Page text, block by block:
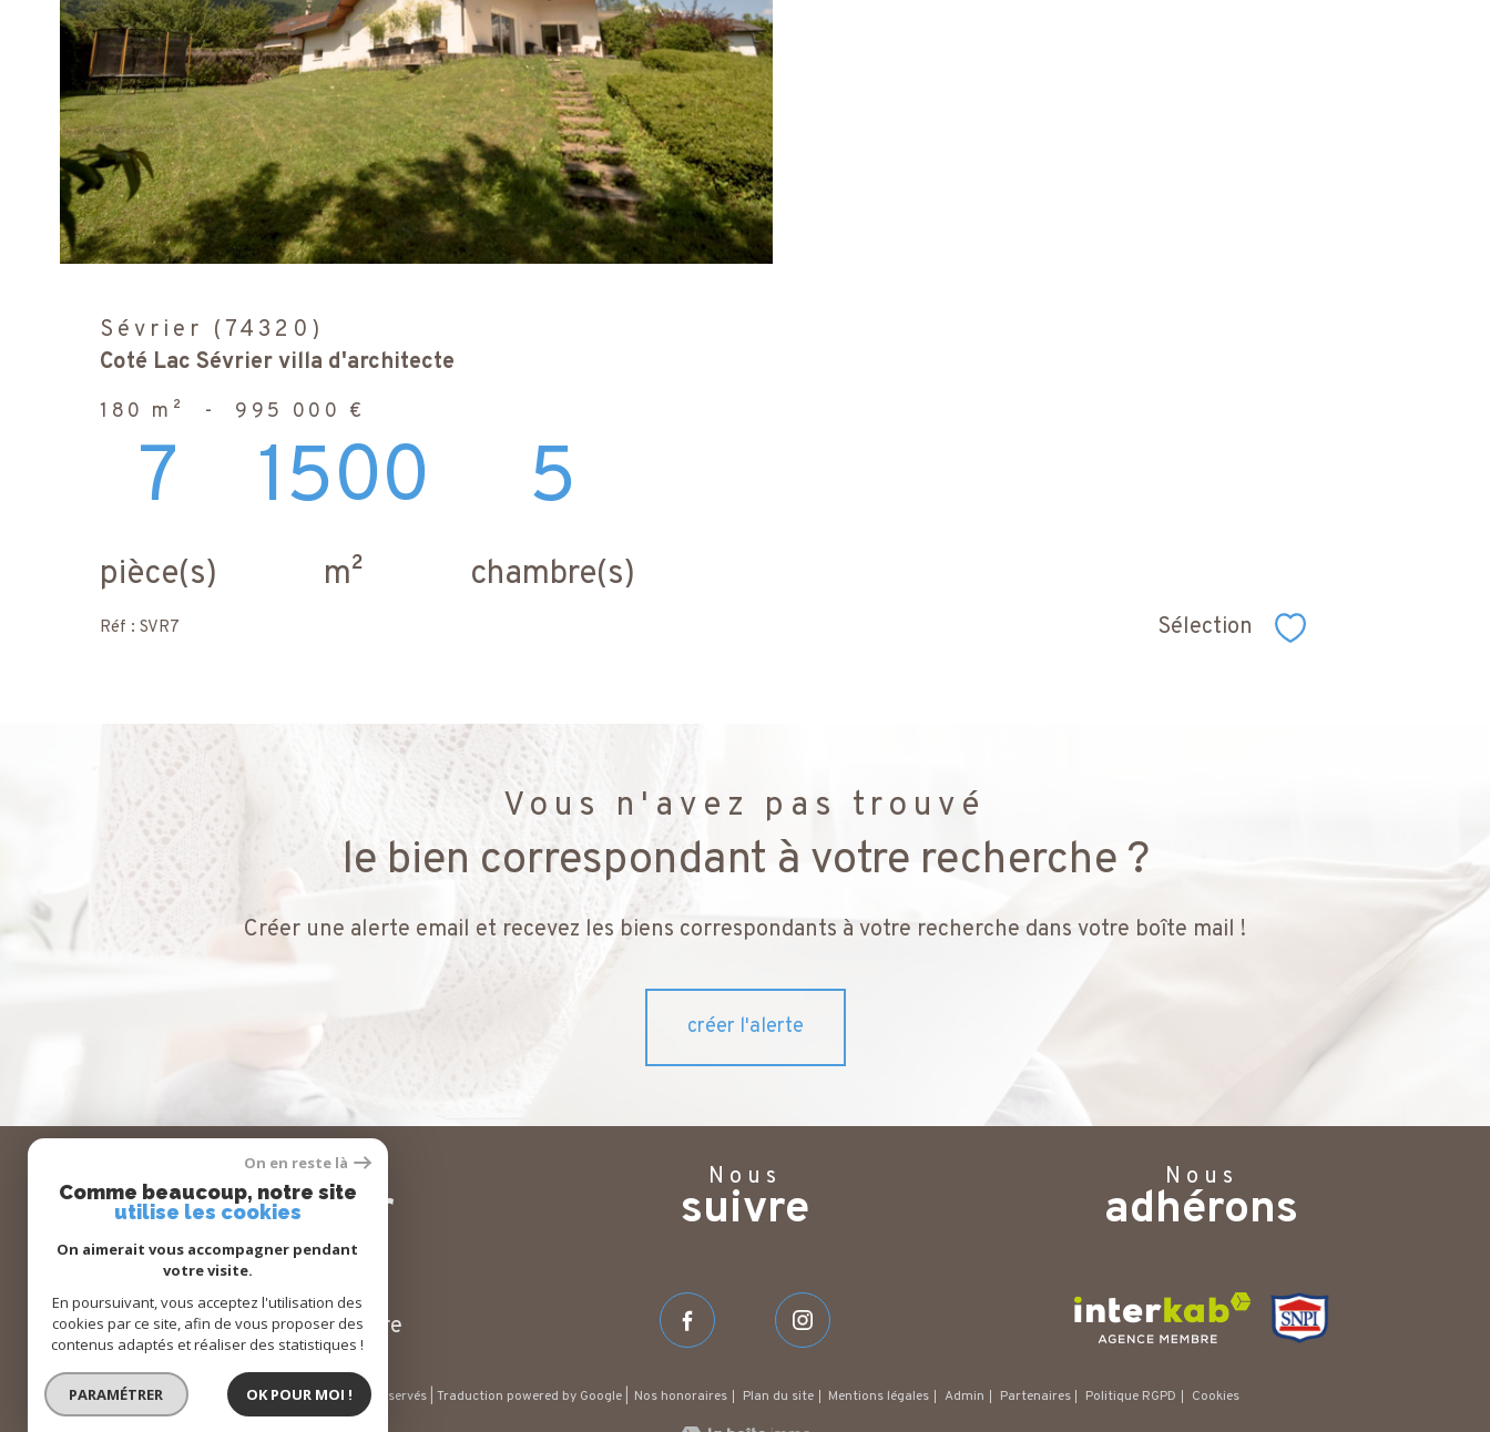
bien
Sévrier (74320)
Coté Lac Sévrier villa d'architecte
180 m² - 995 000 €
7
pièce(s)
1500
m²
5
chambre(s)
Réf : SVR7 Sélection Sélectionner
Vous n'avez pas trouvé
le bien correspondant à votre recherche ?
Créer une alerte email et recevez les biens correspondants à votre recherche dans votre boîte mail !
créer l'alerte
Se
connecter
espace propriétaire
Nous
suivre
Nous
adhérons
© 2026 | Tous droits réservés | Traduction powered by Google | Nos honoraires Plan du site Mentions légales Admin Partenaires Politique RGPD Cookies
On en reste là
Comme beaucoup, notre site
utilise les cookies
On aimerait vous accompagner pendant
votre visite.
En poursuivant, vous acceptez l'utilisation des
cookies par ce site, afin de vous proposer des
contenus adaptés et réaliser des statistiques !
PARAMÉTRER OK POUR MOI !